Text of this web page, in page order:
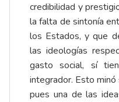
credibilidad y
la falta de sintonía
los Estados, y que
las ideologías
gasto social, sí
integrador. Esto
pues una de las